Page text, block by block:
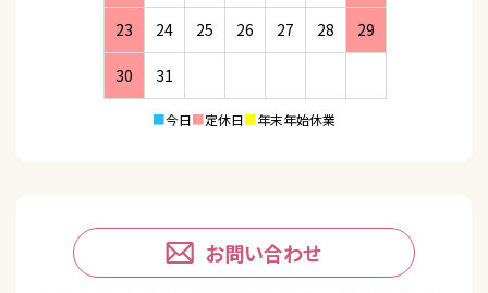
23 24 25 26 27 28 29
30 31
■今日■定休日■年末年始休業
お問い合わせ